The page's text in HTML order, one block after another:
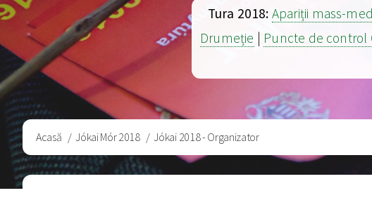
Tura 2018: Apariții mass-
Drumeție | Puncte de control
Breadcrumb
Acasă Jókai Mór 2018 Jókai 2018 - Organizator